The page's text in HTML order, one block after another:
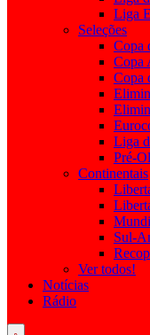
Liga
Seleções
Copa
Copa
Copa
Liga
Pré-
Continentais
Sul-
Ver todos!
Notícias
Rádio